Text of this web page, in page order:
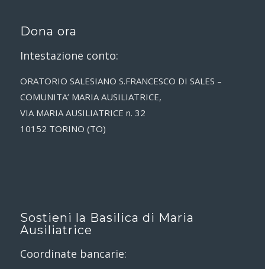
Dona ora
Intestazione conto:
ORATORIO SALESIANO S.FRANCESCO DI SALES –
COMUNITA’ MARIA AUSILIATRICE,
VIA MARIA AUSILIATRICE n. 32
10152 TORINO (TO)
Sostieni la Basilica di Maria
Ausiliatrice
Coordinate bancarie: